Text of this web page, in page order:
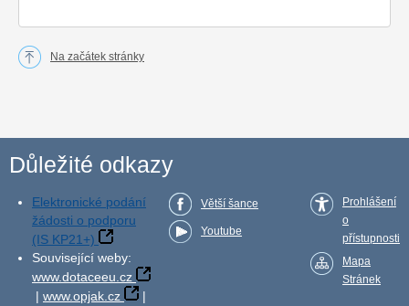
Na začátek stránky
Důležité odkazy
Elektronické podání
žádosti o podporu
(IS KP21+)
Související weby:
www.dotaceeu.cz
| www.opjak.cz
|
Větší šance
Youtube
Prohlášení
o
přístupnosti
Mapa
Stránek